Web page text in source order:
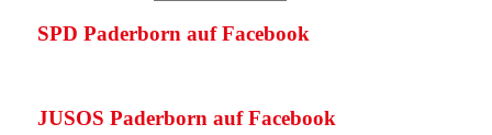
SPD Paderborn auf Facebook
JUSOS Paderborn auf Facebook